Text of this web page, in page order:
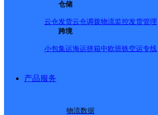
仓储
云仓发货云仓调拨物流监控发货管理
跨境
小包集运海运拼箱中欧班铁空运专线
产品服务
物流数据